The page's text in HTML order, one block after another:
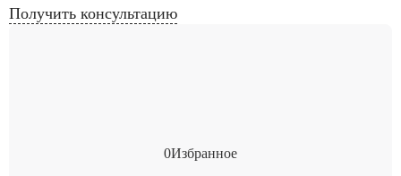
Получить консультацию
0Избранное